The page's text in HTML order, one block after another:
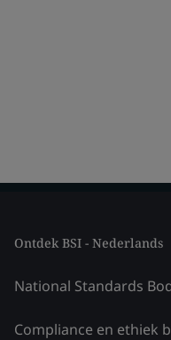
Ontdek BSI - Nederlands
National Standards
Compliance en ethiek